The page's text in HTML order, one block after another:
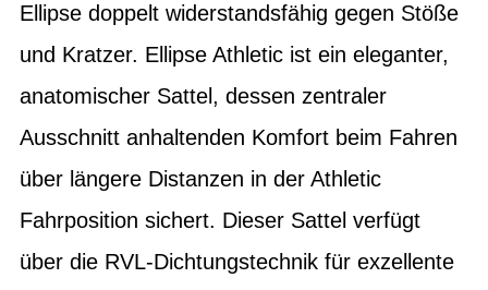
Ellipse doppelt widerstandsfähig gegen Stöße
und Kratzer. Ellipse Athletic ist ein eleganter,
anatomischer Sattel, dessen zentraler
Ausschnitt anhaltenden Komfort beim Fahren
über längere Distanzen in der Athletic
Fahrposition sichert. Dieser Sattel verfügt
über die RVL-Dichtungstechnik für exzellente